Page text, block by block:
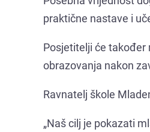
praktične nastave i
Posjetitelji će
obrazovanja nakon
Ravnatelj škole
„Naš cilj je pokazati